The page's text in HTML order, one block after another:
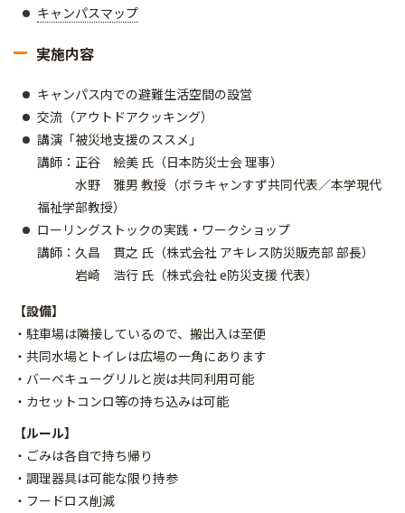
キャンパスマップ
実施内容
キャンパス内での避難生活空間の設営
交流（アウトドアクッキング）
講演「被災地支援のススメ」
講師：正谷 絵美 氏（日本防災士会 理事）
水野 雅男 教授（ボラキャンすず共同代表／本学現代
福祉学部教授）
ローリングストックの実践・ワークショップ
講師：久昌 貫之 氏（株式会社 アキレス防災販売部 部長）
岩崎 浩行 氏（株式会社 e防災支援 代表）
【設備】
・駐車場は隣接しているので、搬出入は至便
・共同水場とトイレは広場の一角にあります
・バーベキューグリルと炭は共同利用可能
・カセットコンロ等の持ち込みは可能
【ルール】
・ごみは各自で持ち帰り
・調理器具は可能な限り持参
・フードロス削減